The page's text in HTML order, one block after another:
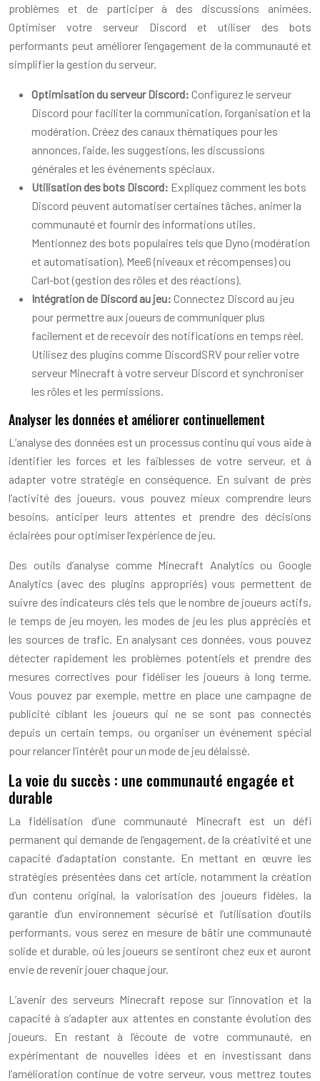
problèmes et de participer à des discussions animées.
Optimiser votre serveur Discord et utiliser des bots
performants peut améliorer l’engagement de la communauté et
simplifier la gestion du serveur.
Optimisation du serveur Discord: Configurez le serveur
Discord pour faciliter la communication, l’organisation et la
modération. Créez des canaux thématiques pour les
annonces, l’aide, les suggestions, les discussions
générales et les événements spéciaux.
Utilisation des bots Discord: Expliquez comment les bots
Discord peuvent automatiser certaines tâches, animer la
communauté et fournir des informations utiles.
Mentionnez des bots populaires tels que Dyno (modération
et automatisation), Mee6 (niveaux et récompenses) ou
Carl-bot (gestion des rôles et des réactions).
Intégration de Discord au jeu: Connectez Discord au jeu
pour permettre aux joueurs de communiquer plus
facilement et de recevoir des notifications en temps réel.
Utilisez des plugins comme DiscordSRV pour relier votre
serveur Minecraft à votre serveur Discord et synchroniser
les rôles et les permissions.
Analyser les données et améliorer continuellement
L’analyse des données est un processus continu qui vous aide à
identifier les forces et les faiblesses de votre serveur, et à
adapter votre stratégie en conséquence. En suivant de près
l’activité des joueurs, vous pouvez mieux comprendre leurs
besoins, anticiper leurs attentes et prendre des décisions
éclairées pour optimiser l’expérience de jeu.
Des outils d’analyse comme Minecraft Analytics ou Google
Analytics (avec des plugins appropriés) vous permettent de
suivre des indicateurs clés tels que le nombre de joueurs actifs,
le temps de jeu moyen, les modes de jeu les plus appréciés et
les sources de trafic. En analysant ces données, vous pouvez
détecter rapidement les problèmes potentiels et prendre des
mesures correctives pour fidéliser les joueurs à long terme.
Vous pouvez par exemple, mettre en place une campagne de
publicité ciblant les joueurs qui ne se sont pas connectés
depuis un certain temps, ou organiser un événement spécial
pour relancer l’intérêt pour un mode de jeu délaissé.
La voie du succès : une communauté engagée et
durable
La fidélisation d’une communauté Minecraft est un défi
permanent qui demande de l’engagement, de la créativité et une
capacité d’adaptation constante. En mettant en œuvre les
stratégies présentées dans cet article, notamment la création
d’un contenu original, la valorisation des joueurs fidèles, la
garantie d’un environnement sécurisé et l’utilisation d’outils
performants, vous serez en mesure de bâtir une communauté
solide et durable, où les joueurs se sentiront chez eux et auront
envie de revenir jouer chaque jour.
L’avenir des serveurs Minecraft repose sur l’innovation et la
capacité à s’adapter aux attentes en constante évolution des
joueurs. En restant à l’écoute de votre communauté, en
expérimentant de nouvelles idées et en investissant dans
l’amélioration continue de votre serveur, vous mettrez toutes